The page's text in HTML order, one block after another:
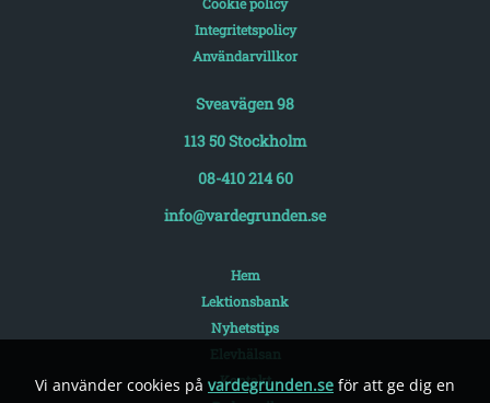
Vi använder cookies på vardegrunden.se för att ge dig en
Integritetspolicy
Användarvillkor
Sveavägen 98
113 50 Stockholm
08-410 214 60
info@vardegrunden.se
Hem
Lektionsbank
Nyhetstips
Kontakt